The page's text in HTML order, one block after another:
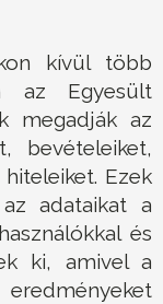
kívül több
az Egyesült
megadják az
bevételeiket,
Ezek
adataikat a
és
ki, amivel a